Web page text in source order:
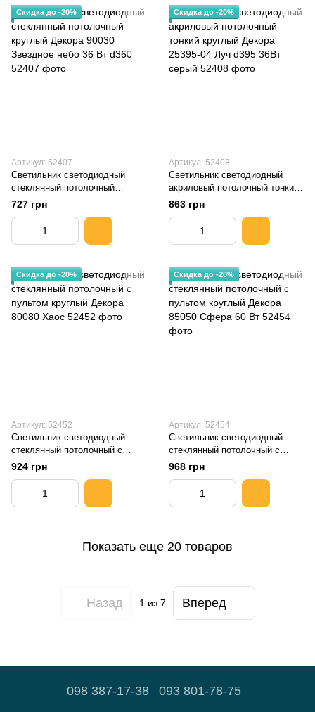
Скидка до -20%
Артикул: 52407
Светильник светодиодный
стеклянный потолочный
круглый Декора 90030
Звездное небо 36 Вт d360
727 грн
Скидка до -20%
Артикул: 52408
Светильник светодиодный
акриловый потолочный тонкий
круглый Декора 25395-04 Луч
d395 36Вт серый
863 грн
Скидка до -20%
Артикул: 52452
Светильник светодиодный
стеклянный потолочный с
пультом круглый Декора 80080
924 грн
Скидка до -20%
Артикул: 52454
Светильник светодиодный
стеклянный потолочный с
пультом круглый Декора 85050
Сфера 60 Вт
968 грн
Показать еще 20 товаров
Назад 1из 7 Вперед
098 387-17-38 093 801-78-75